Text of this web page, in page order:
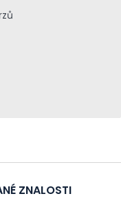
ZNALOSTI